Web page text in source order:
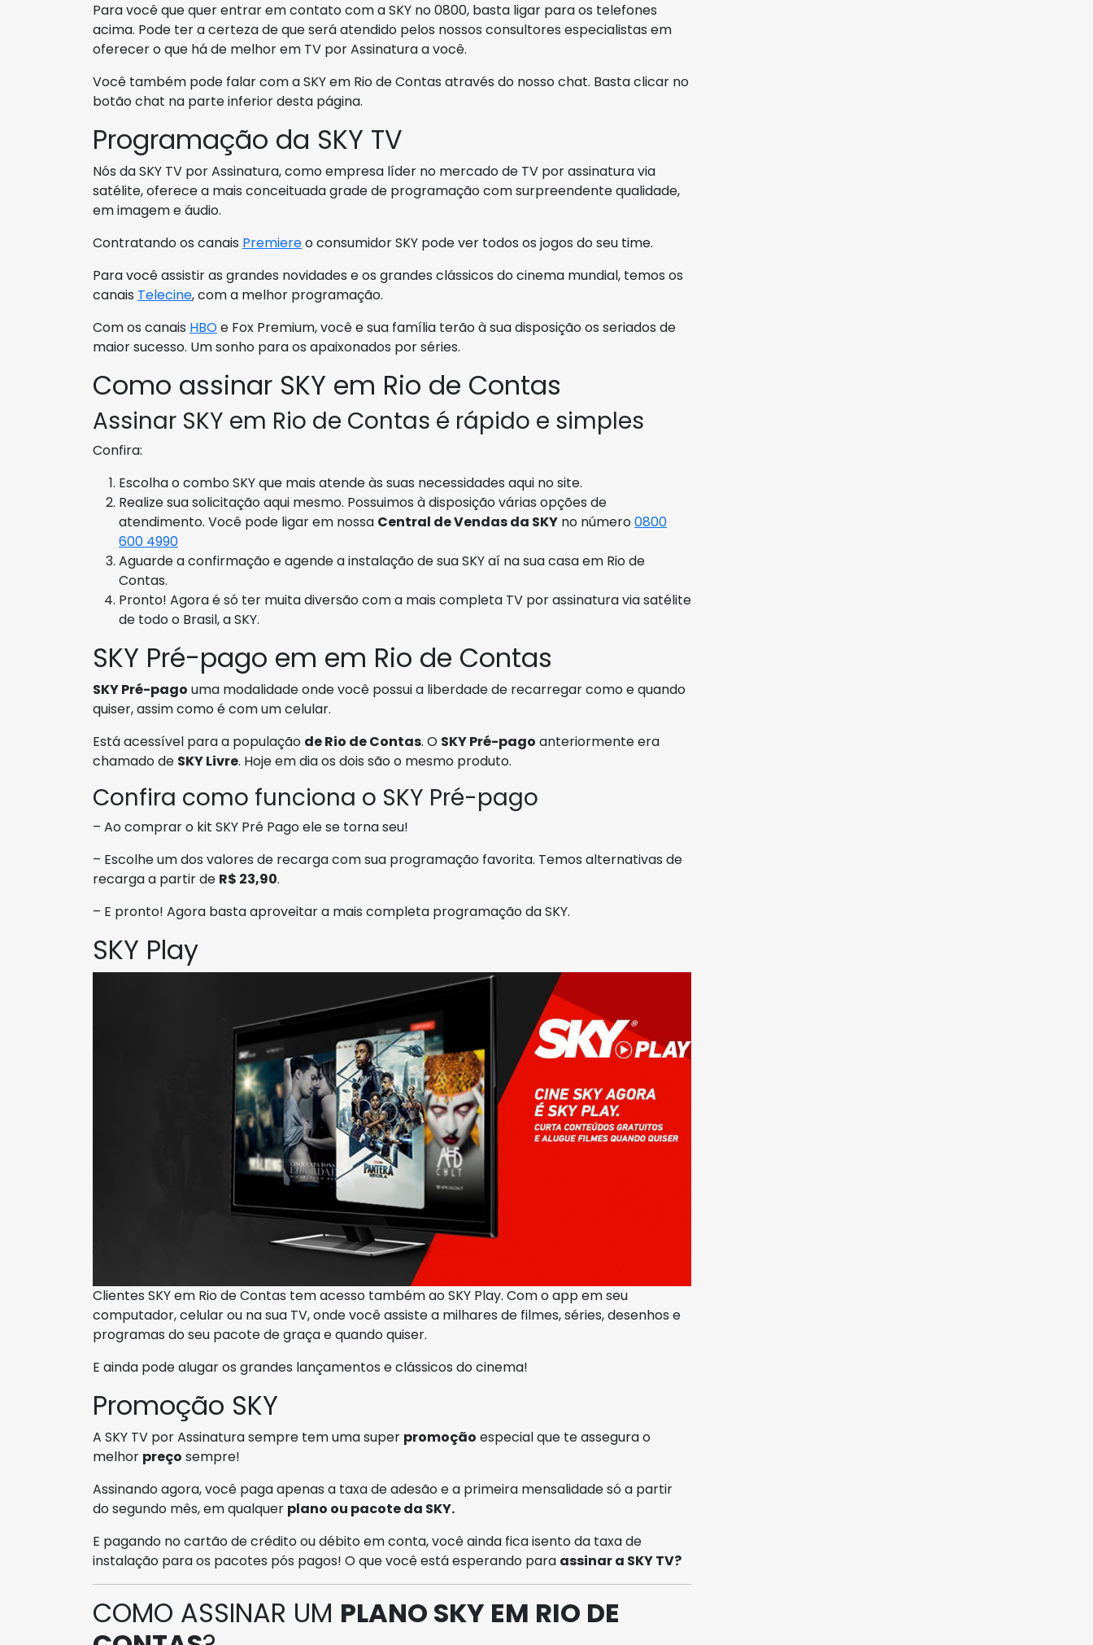
Para você que quer entrar em contato com a SKY no 0800, basta ligar para os telefones
acima. Pode ter a certeza de que será atendido pelos nossos consultores especialistas em
oferecer o que há de melhor em TV por Assinatura a você.
Você também pode falar com a SKY em Rio de Contas através do nosso chat. Basta clicar no
botão chat na parte inferior desta página.
Programação da SKY TV
Nós da SKY TV por Assinatura, como empresa líder no mercado de TV por assinatura via
satélite, oferece a mais conceituada grade de programação com surpreendente qualidade,
em imagem e áudio.
Contratando os canais Premiereo consumidor SKY pode ver todos os jogos do seu time.
Para você assistir as grandes novidades e os grandes clássicos do cinema mundial, temos os
canais Telecine, com a melhor programação.
Com os canais HBOe Fox Premium, você e sua família terão à sua disposição os seriados de
maior sucesso. Um sonho para os apaixonados por séries.
Como assinar SKY em Rio de Contas
Assinar SKY em Rio de Contas é rápido e simples
Confira:
Escolha o combo SKY que mais atende às suas necessidades aqui no site.
Realize sua solicitação aqui mesmo. Possuimos à disposição várias opções de
atendimento. Você pode ligar em nossa Central de Vendas da SKY no número0800
600 4990
Aguarde a confirmação e agende a instalação de sua SKY aí na sua casa em Rio de
Contas.
Pronto! Agora é só ter muita diversão com a mais completa TV por assinatura via satélite
de todo o Brasil, a SKY.
SKY Pré-pago em em Rio de Contas
SKY Pré-pago uma modalidade onde você possui a liberdade de recarregar como e quando
quiser, assim como é com um celular.
Está acessível para a população de Rio de Contas. O SKY Pré-pago anteriormente era
chamado de SKY Livre. Hoje em dia os dois são o mesmo produto.
Confira como funciona o SKY Pré-pago
– Ao comprar o kit SKY Pré Pago ele se torna seu!
– Escolhe um dos valores de recarga com sua programação favorita. Temos alternativas de
recarga a partir de R$ 23,90.
– E pronto! Agora basta aproveitar a mais completa programação da SKY.
SKY Play
Clientes SKY em Rio de Contas tem acesso também ao SKY Play. Com o app em seu
computador, celular ou na sua TV, onde você assiste a milhares de filmes, séries, desenhos e
programas do seu pacote de graça e quando quiser.
E ainda pode alugar os grandes lançamentos e clássicos do cinema!
Promoção SKY
A SKY TV por Assinatura sempre tem uma super promoção especial que te assegura o
melhor preço sempre!
Assinando agora, você paga apenas a taxa de adesão e a primeira mensalidade só a partir
do segundo mês, em qualquer plano ou pacote da SKY.
E pagando no cartão de crédito ou débito em conta, você ainda fica isento da taxa de
instalação para os pacotes pós pagos! O que você está esperando para assinar a SKY TV?
COMO ASSINAR UM PLANO SKY EM RIO DE